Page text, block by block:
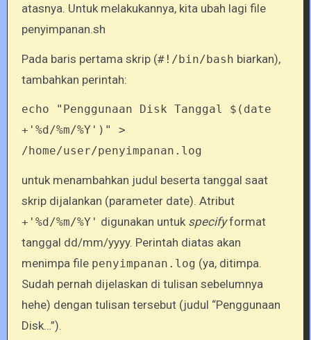
atasnya. Untuk melakukannya, kita ubah lagi file
penyimpanan.sh
Pada baris pertama skrip (#!/bin/bash biarkan),
tambahkan perintah:
echo "Penggunaan Disk Tanggal $(date
+'%d/%m/%Y')" >
/home/user/penyimpanan.log
untuk menambahkan judul beserta tanggal saat
skrip dijalankan (parameter date). Atribut
+'%d/%m/%Y' digunakan untuk specifyformat
tanggal dd/mm/yyyy. Perintah diatas akan
menimpa file penyimpanan.log (ya, ditimpa.
Sudah pernah dijelaskan di tulisan sebelumnya
hehe) dengan tulisan tersebut (judul “Penggunaan
Disk…”).